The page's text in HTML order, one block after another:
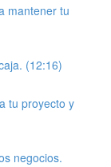
mantener tu
(12:16)
tu proyecto y
negocios.